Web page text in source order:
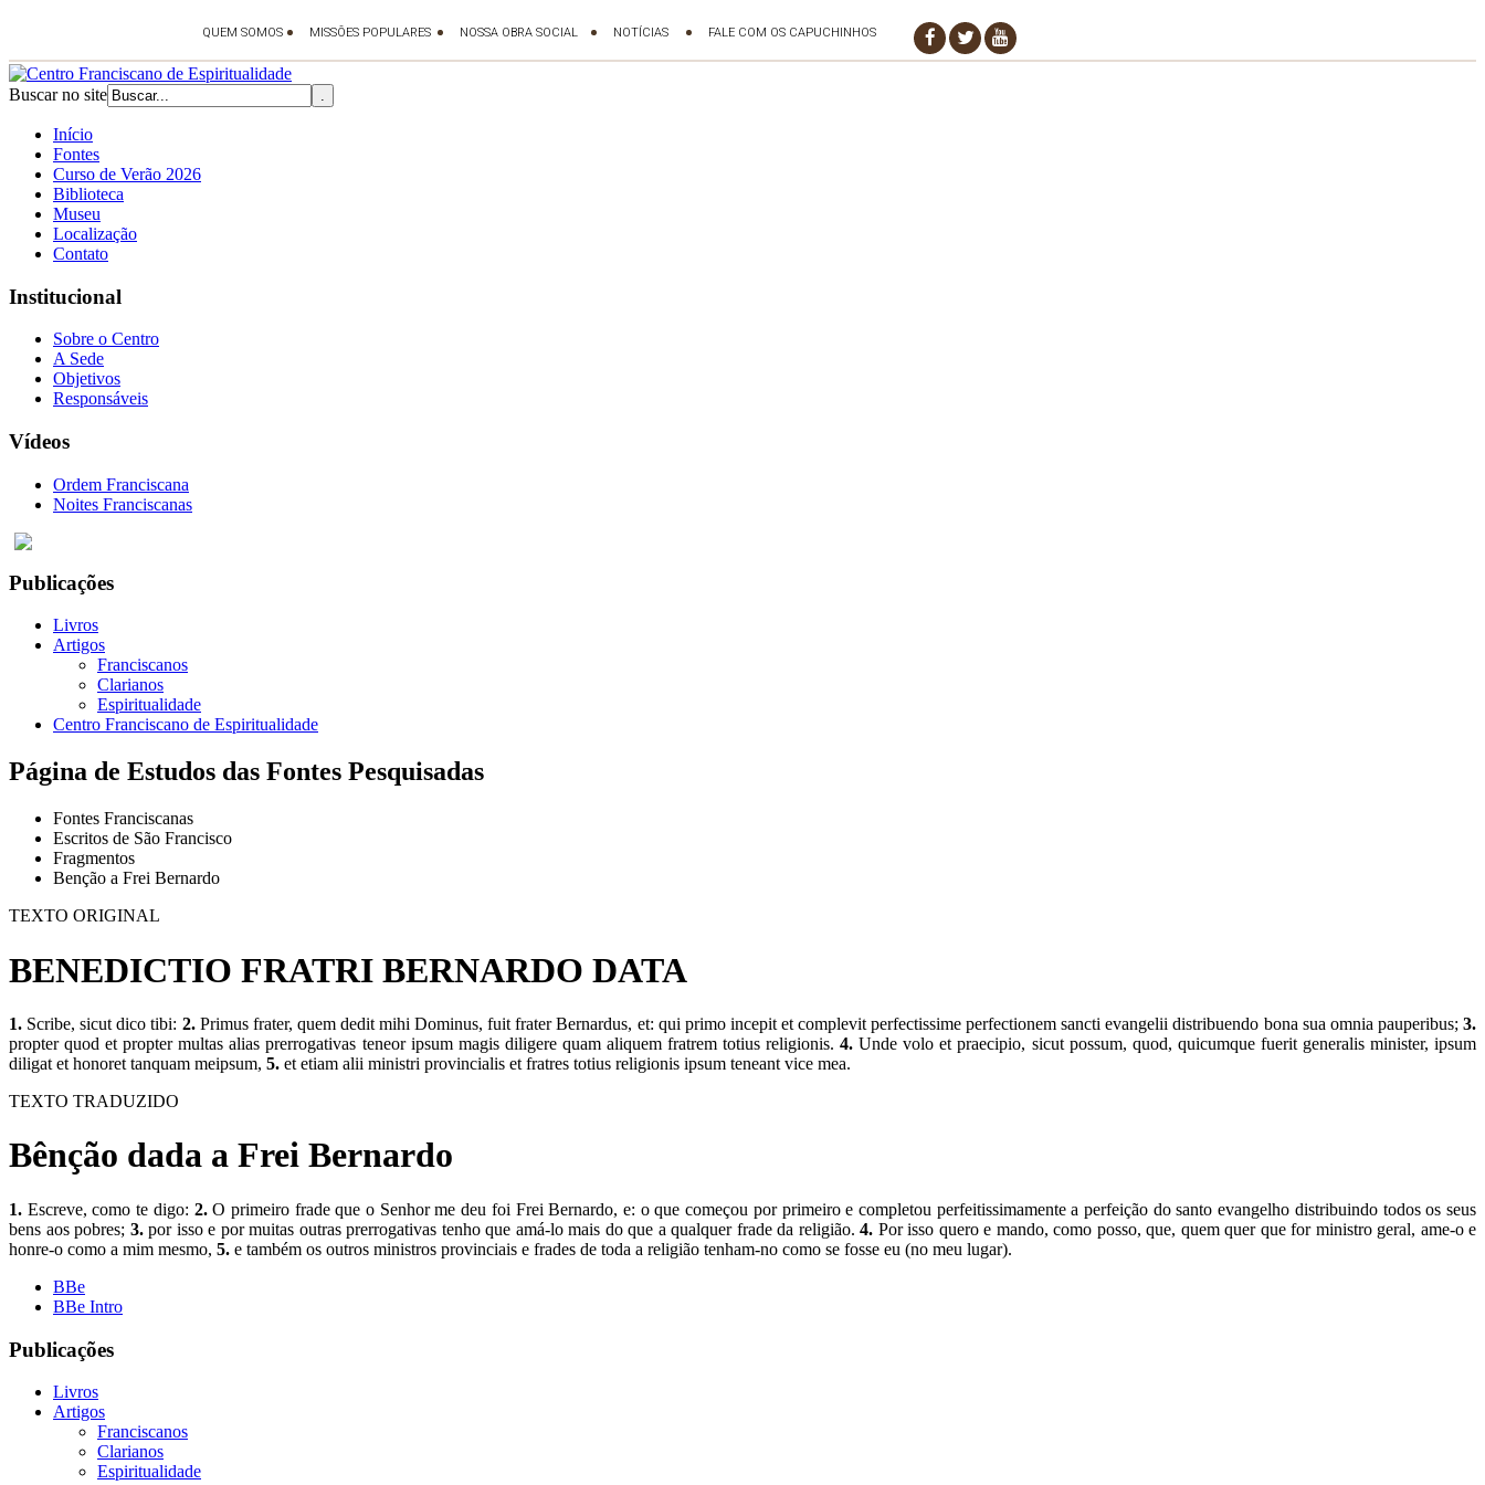
Buscar no site
Início
Fontes
Curso de Verão 2026
Biblioteca
Museu
Localização
Contato
Institucional
Sobre o Centro
A Sede
Objetivos
Responsáveis
Vídeos
Ordem Franciscana
Noites Franciscanas
Publicações
Livros
Artigos
Franciscanos
Clarianos
Espiritualidade
Centro Franciscano de Espiritualidade
Página de Estudos das Fontes Pesquisadas
Fontes Franciscanas
Escritos de São Francisco
Fragmentos
Benção a Frei Bernardo
TEXTO ORIGINAL
BENEDICTIO FRATRI BERNARDO DATA
1. Scribe, sicut dico tibi: 2.Primus frater, quem dedit mihi Dominus, fuit frater Bernardus, et: qui primo incepit et complevit perfectissime perfectionem sancti evangelii distribuendo bona sua omnia pauperibus; 3.
propter quod et propter multas alias prerrogativas teneor ipsum magis diligere quam aliquem fratrem totius religionis.4. Unde volo et praecipio, sicut possum, quod, quicumque fuerit generalis minister, ipsum
diligat et honoret tanquam meipsum, 5. et etiam alii ministri provincialis et fratres totius religionis ipsum teneant vice mea.
TEXTO TRADUZIDO
Bênção dada a Frei Bernardo
1. Escreve, como te digo: 2.O primeiro frade que o Senhor me deu foi Frei Bernardo, e: o que começou por primeiro e completou perfeitissimamente a perfeição do santo evangelho distribuindo todos os seus
bens aos pobres; 3.por isso e por muitas outras prerrogativas tenho que amá-lo mais do que a qualquer frade da religião. 4. Por isso quero e mando, como posso, que, quem quer que for ministro geral, ame-o e
honre-o como a mim mesmo, 5. e também os outros ministros provinciais e frades de toda a religião tenham-no como se fosse eu (no meu lugar).
BBe
BBe Intro
Publicações
Livros
Artigos
Franciscanos
Clarianos
Espiritualidade